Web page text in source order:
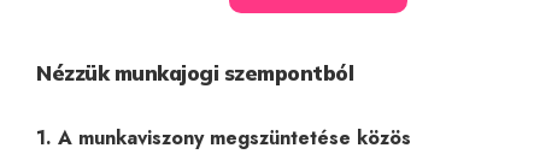
Nézzük munkajogi szempontból
1. A munkaviszony megszüntetése közös